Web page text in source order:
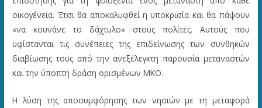
οικογένεια. Έτσι θα αποκαλυφθεί η υποκρισία και θα πάψουν
«να κουνάνε το δάχτυλο» στους πολίτες. Αυτούς που
υφίστανται τις συνέπειες της επιδείνωσης των συνθηκών
διαβίωσης τους από την ανεξέλεγκτη παρουσία μεταναστών
και την ύποπτη δράση ορισμένων ΜΚΟ.
Η λύση της αποσυμφόρησης των νησιών με τη μεταφορά